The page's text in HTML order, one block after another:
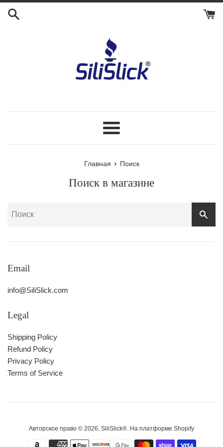
Перейти
Меню
Главная › Поиск
Поиск в магазине
Email
info@SiliSlick.com
Legal
Shipping Policy
Refund Policy
Privacy Policy
Terms of Service
Авторское право © 2026, SiliSlick® На платформе Shopify
Значки